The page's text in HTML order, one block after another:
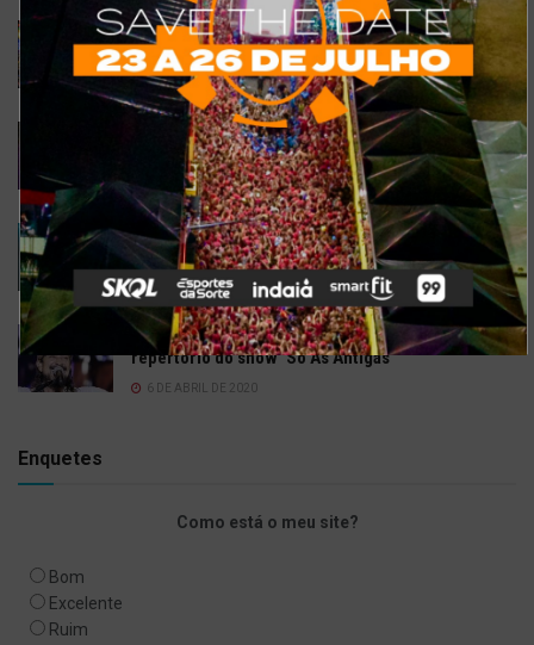
Confira a programação completa do São João de
Maracanaú 2022
19 DE JULHO DE 2022
Confira 5 restaurantes temáticos em Fortaleza
para visitar neste feriado
6 DE SETEMBRO DE 2021
Gusttavo Lima inicia venda de ingressos para
festival em navio luxuoso; saiba mais
9 DE JULHO DE 2021
Bell Marques confirma live especial com
repertório do show ‘Só As Antigas’
6 DE ABRIL DE 2020
Enquetes
Como está o meu site?
Bom
Excelente
Ruim